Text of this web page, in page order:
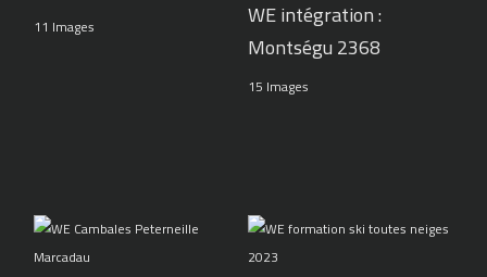
11 Images
WE intégration :
Montségu 2368
15 Images